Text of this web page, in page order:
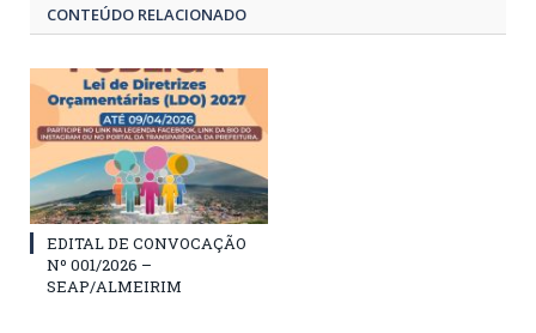
CONTEÚDO RELACIONADO
EDITAL DE CONVOCAÇÃO
Nº 001/2026 –
SEAP/ALMEIRIM